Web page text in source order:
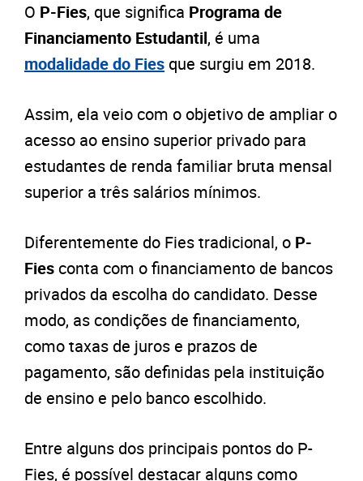
O P-Fies, que significa Programa de
Financiamento Estudantil, é uma
modalidade do Fies que surgiu em 2018.
Assim, ela veio com o objetivo de ampliar o
acesso ao ensino superior privado para
estudantes de renda familiar bruta mensal
superior a três salários mínimos.
Diferentemente do Fies tradicional, o P-
Fies conta com o financiamento de bancos
privados da escolha do candidato. Desse
modo, as condições de financiamento,
como taxas de juros e prazos de
pagamento, são definidas pela instituição
de ensino e pelo banco escolhido.
Entre alguns dos principais pontos do P-
Fies, é possível destacar alguns como